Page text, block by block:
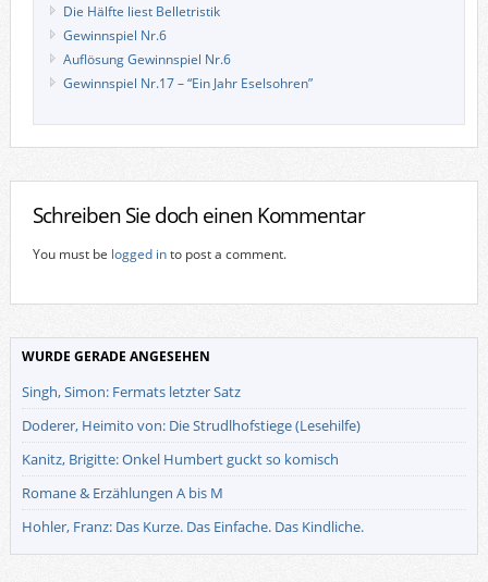
Die Hälfte liest Belletristik
Gewinnspiel Nr.6
Auflösung Gewinnspiel Nr.6
Gewinnspiel Nr.17 – “Ein Jahr Eselsohren”
Schreiben Sie doch einen Kommentar
You must be logged into post a comment.
WURDE GERADE ANGESEHEN
Singh, Simon: Fermats letzter Satz
Doderer, Heimito von: Die Strudlhofstiege (Lesehilfe)
Kanitz, Brigitte: Onkel Humbert guckt so komisch
Romane & Erzählungen A bis M
Hohler, Franz: Das Kurze. Das Einfache. Das Kindliche.